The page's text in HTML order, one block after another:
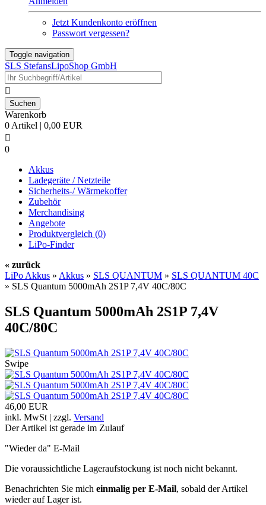
Jetzt Kundenkonto eröffnen
Passwort vergessen?
Toggle navigation
SLS StefansLipoShop GmbH

Warenkorb
0 Artikel | 0,00 EUR

0
Akkus
Ladegeräte / Netzteile
Sicherheits-/ Wärmekoffer
Zubehör
Merchandising
Angebote
Produktvergleich (0)
LiPo-Finder
« zurück
LiPo Akkus » Akkus » SLS QUANTUM » SLS QUANTUM 40C
» SLS Quantum 5000mAh 2S1P 7,4V 40C/80C
SLS Quantum 5000mAh 2S1P 7,4V
40C/80C
Swipe
46,00 EUR
inkl. MwSt | zzgl. Versand
Der Artikel ist gerade im Zulauf
"Wieder da" E-Mail
Die voraussichtliche Lageraufstockung ist noch nicht bekannt.
Benachrichten Sie mich einmalig per E-Mail, sobald der Artikel
wieder auf Lager ist.